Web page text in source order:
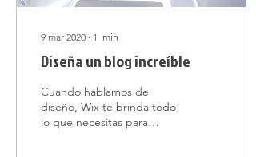
9 mar 2020 ∙ 1 min
Diseña un blog increíble
Cuando hablamos de
diseño, Wix te brinda todo
lo que necesitas para